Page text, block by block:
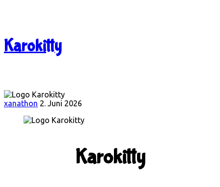
Karokitty
xanathon 2. Juni 2026
Karokitty